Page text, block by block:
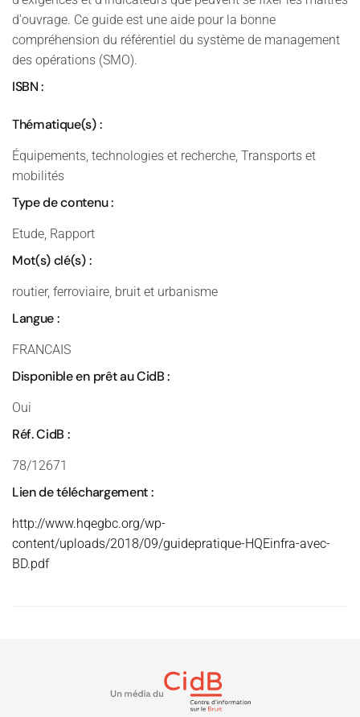
d'ouvrage. Ce guide est une aide pour la bonne
compréhension du référentiel du système de management
des opérations (SMO).
ISBN :
Thématique(s) :
Équipements, technologies et recherche, Transports et
mobilités
Type de contenu :
Etude, Rapport
Mot(s) clé(s) :
routier, ferroviaire, bruit et urbanisme
Langue :
FRANCAIS
Disponible en prêt au CidB :
Oui
Réf. CidB :
78/12671
Lien de téléchargement :
http://www.hqegbc.org/wp-
content/uploads/2018/09/guidepratique-HQEinfra-avec-
BD.pdf